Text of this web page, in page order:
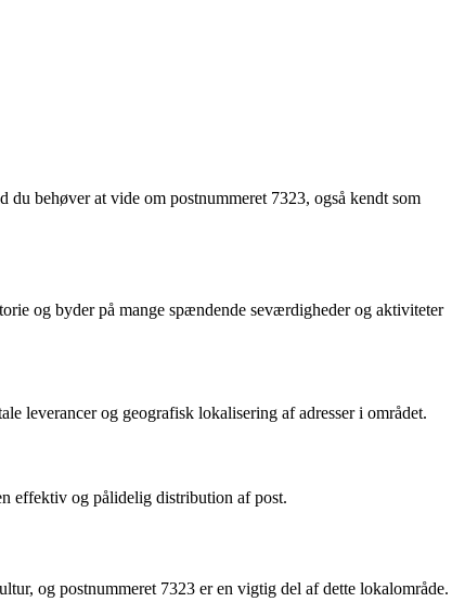
behøver at vide om postnummeret 7323, også kendt som
og byder på mange spændende seværdigheder og aktiviteter
leverancer og geografisk lokalisering af adresser i området.
effektiv og pålidelig distribution af post.
og postnummeret 7323 er en vigtig del af dette lokalområde.